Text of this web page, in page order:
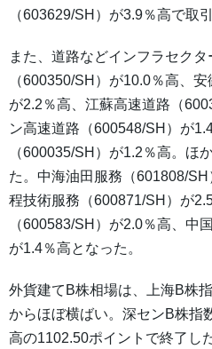
（603629/SH）が3.9％高で取
また、道路などインフラセク
（600350/SH）が10.0％高、
が2.2％高、江蘇高速道路（
ン高速道路（600548/SH）が
（600035/SH）が1.2％高。ほ
た。中海油田服務（601808/
程技術服務（600871/SH）が
（600583/SH）が2.0％高、中
が1.4％高となった。
外貨建てB株相場は、上海B株
からほぼ横ばい。深センB株指
高の1102.50ポイントで終了し